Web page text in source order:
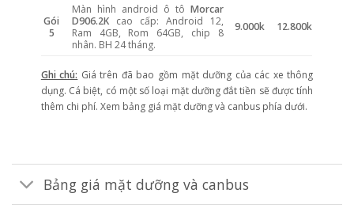
Gói
5
Màn hình android ô tô Morcar
D906.2Kcao cấp: Android 12,
Ram 4GB, Rom 64GB, chip 8
nhân. BH 24 tháng.
9.000k 12.800k
Ghi chú: Giá trên đã bao gồm mặt dưỡng của các xe thông
dụng. Cá biệt, có một số loại mặt dưỡng đắt tiền sẽ được tính
thêm chi phí. Xem bảng giá mặt dưỡng và canbus phía dưới.
Bảng giá mặt dưỡng và canbus